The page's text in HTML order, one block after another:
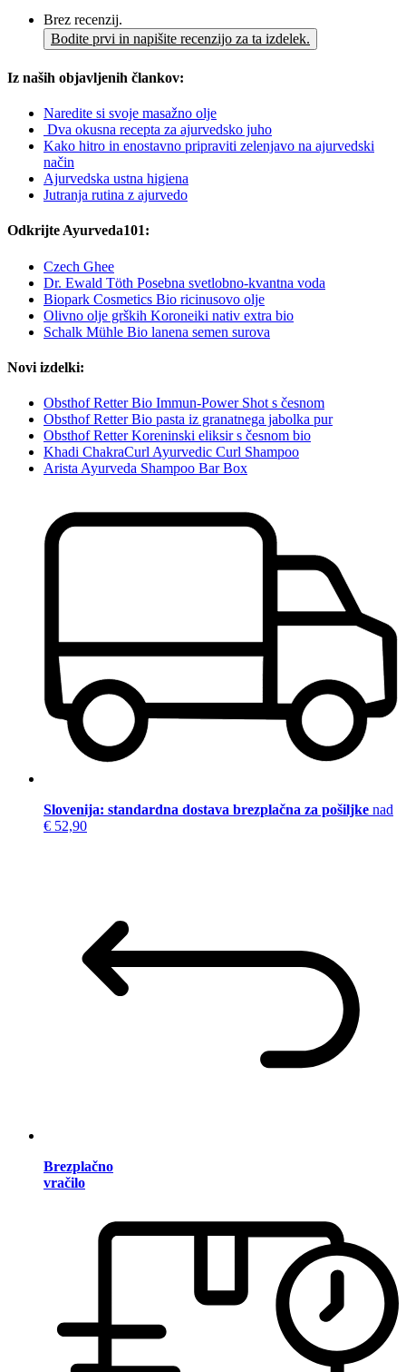
Brez recenzij.
Bodite prvi in napišite recenzijo za ta izdelek.
Iz naših objavljenih člankov:
Naredite si svoje masažno olje
Dva okusna recepta za ajurvedsko juho
Kako hitro in enostavno pripraviti zelenjavo na ajurvedski
način
Ajurvedska ustna higiena
Jutranja rutina z ajurvedo
Odkrijte Ayurveda101:
Czech Ghee
Dr. Ewald Töth Posebna svetlobno-kvantna voda
Biopark Cosmetics Bio ricinusovo olje
Olivno olje grških Koroneiki nativ extra bio
Schalk Mühle Bio lanena semen surova
Novi izdelki:
Obsthof Retter Bio Immun-Power Shot s česnom
Obsthof Retter Bio pasta iz granatnega jabolka pur
Obsthof Retter Koreninski eliksir s česnom bio
Khadi ChakraCurl Ayurvedic Curl Shampoo
Arista Ayurveda Shampoo Bar Box
Slovenija: standardna dostava brezplačna za pošiljke nad
€ 52,90
Brezplačno
vračilo